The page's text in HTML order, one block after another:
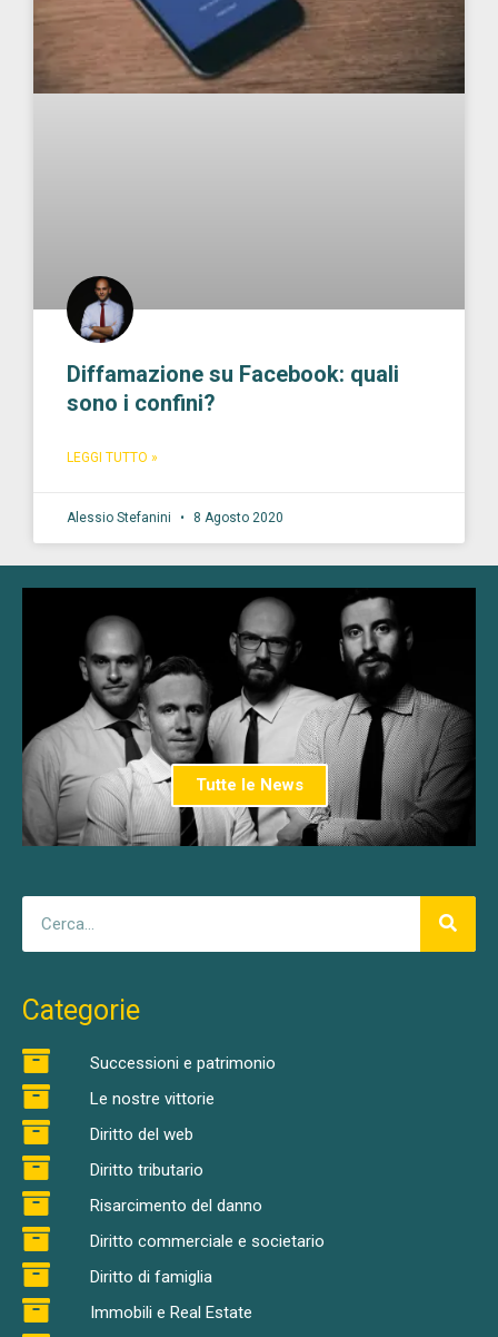
Diffamazione su Facebook: quali
sono i confini?
LEGGI TUTTO »
Alessio Stefanini 8 Agosto 2020
Tutte le News
Categorie
Successioni e patrimonio
Le nostre vittorie
Diritto del web
Diritto tributario
Risarcimento del danno
Diritto commerciale e societario
Diritto di famiglia
Immobili e Real Estate